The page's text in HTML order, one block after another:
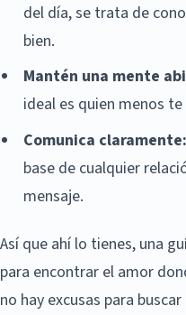
del día, se trata de
bien.
Mantén una mente
ideal es quien menos
Comunica claramente:
base de cualquier
mensaje.
Así que ahí lo tienes, una
para encontrar el amor
no hay excusas para